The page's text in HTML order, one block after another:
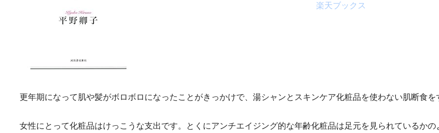
楽天ブックス
更年期になって肌や髪がボロボロになったことがきっかけで、湯シャンとスキンケア化粧品を使わない肌断食
女性にとって化粧品はけっこうな支出です。とくにアンチエイジング的な年齢化粧品は足元を見られているか